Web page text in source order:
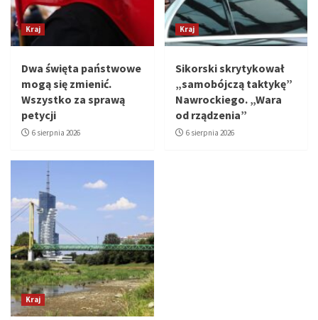
Kraj
Dwa święta państwowe
mogą się zmienić.
Wszystko za sprawą
petycji
6 sierpnia 2026
Kraj
Sikorski skrytykował
„samobójczą taktykę”
Nawrockiego. „Wara
od rządzenia”
6 sierpnia 2026
Kraj